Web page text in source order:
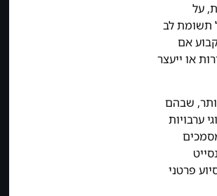
על
תשומת לב
אם
או ייעצר
שבהם
ערבויות
פרטני